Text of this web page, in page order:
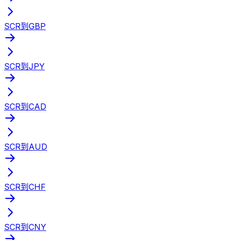
SCR到GBP
SCR到JPY
SCR到CAD
SCR到AUD
SCR到CHF
SCR到CNY